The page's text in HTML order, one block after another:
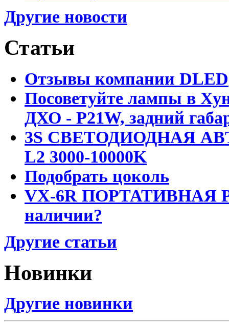
Другие новости
Статьи
Отзывы компании DLED
Посоветуйте лампы в
ДХО - P21W, задний
3S СВЕТОДИОДНАЯ
L2 3000-10000K
Подобрать цоколь
VX-6R ПОРТАТИВНАЯ
наличии?
Другие статьи
Новинки
Другие новинки